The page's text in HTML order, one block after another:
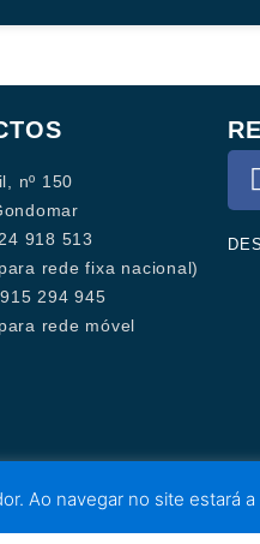
nº 150
918 513
rede fixa nacional)
294 945
rede móvel
Ao navegar no site estará